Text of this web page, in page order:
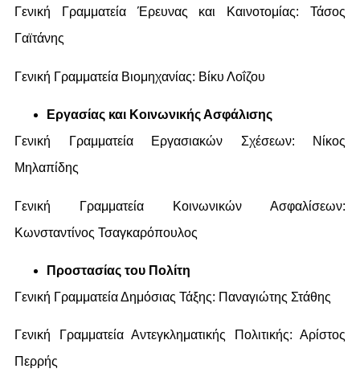
Γενική Γραμματεία Έρευνας και Καινοτομίας: Τάσος
Γαϊτάνης
Γενική Γραμματεία Βιομηχανίας: Βίκυ Λοΐζου
Εργασίας και Κοινωνικής Ασφάλισης
Γενική Γραμματεία Εργασιακών Σχέσεων: Νίκος
Μηλαπίδης
Γενική Γραμματεία Κοινωνικών Ασφαλίσεων:
Κωνσταντίνος Τσαγκαρόπουλος
Προστασίας του Πολίτη
Γενική Γραμματεία Δημόσιας Τάξης: Παναγιώτης Στάθης
Γενική Γραμματεία Αντεγκληματικής Πολιτικής: Αρίστος
Περρής